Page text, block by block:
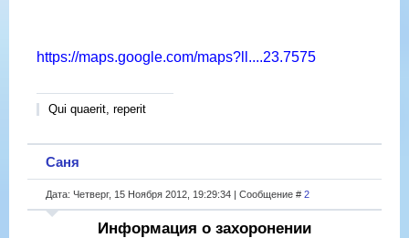
https://maps.google.com/maps?ll....23.7575
Qui quaerit, reperit
Саня
Дата: Четверг, 15 Ноября 2012, 19:29:34 | Сообщение # 2
Информация о захоронении